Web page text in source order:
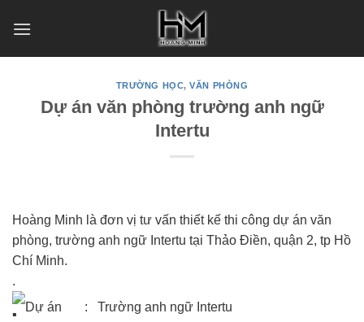
TRƯỜNG HỌC,VĂN PHÒNG
Dự án văn phòng trường anh ngữ
Intertu
Hoàng Minh là đơn vị tư vấn thiết kế thi công dự án văn
phòng, trường anh ngữ Intertu tại Thảo Điền, quận 2, tp Hồ
Chí Minh.
.
Dự án : Trường anh ngữ Intertu